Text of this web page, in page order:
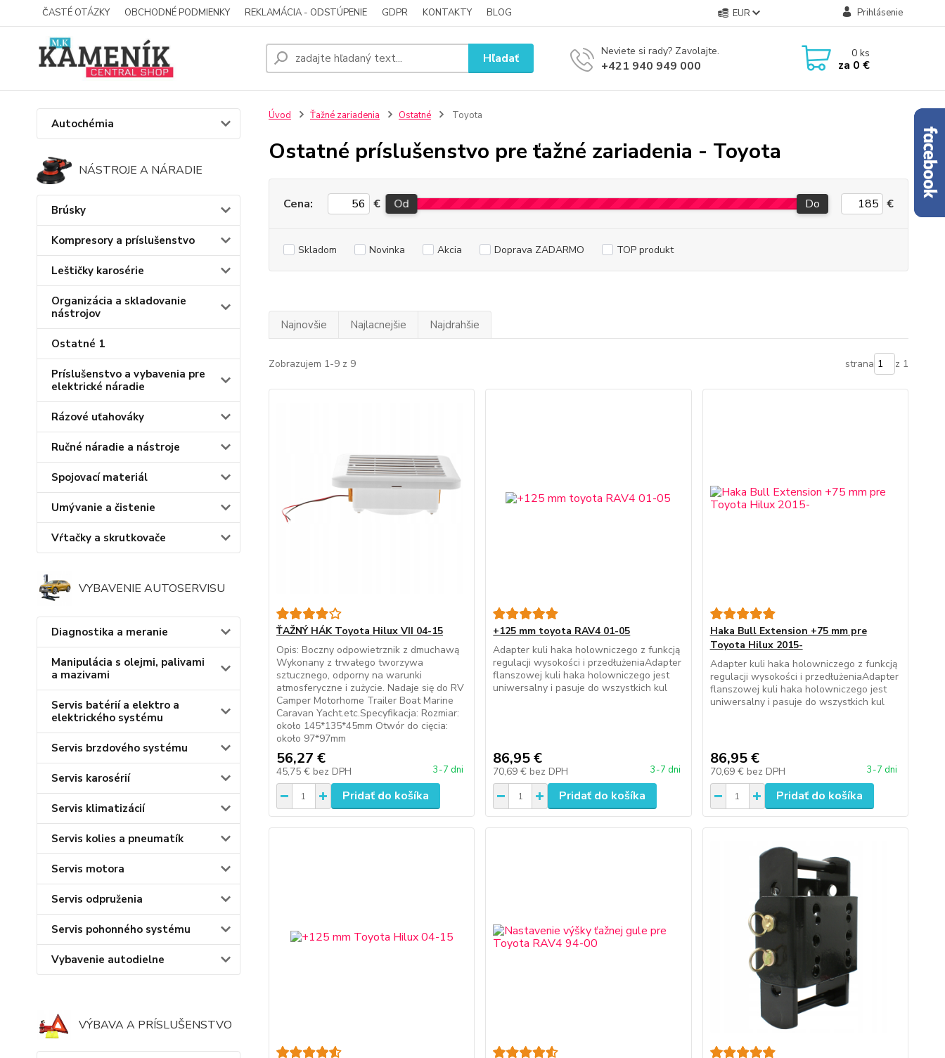
ČASTÉ OTÁZKY OBCHODNÉ PODMIENKY REKLAMÁCIA - ODSTÚPENIE GDPR KONTAKTY BLOG EUR Prihlásenie
Hľadať Neviete si rady? Zavolajte.
+421 940 949 000
0ks
za 0 €
Autochémia
NÁSTROJE A NÁRADIE
Brúsky
Kompresory a príslušenstvo
Leštičky karosérie
Organizácia a skladovanie
nástrojov
Ostatné 1
Príslušenstvo a vybavenia pre
elektrické náradie
Rázové uťahováky
Ručné náradie a nástroje
Spojovací materiál
Umývanie a čistenie
Vŕtačky a skrutkovače
VYBAVENIE AUTOSERVISU
Diagnostika a meranie
Manipulácia s olejmi, palivami
a mazivami
Servis batérií a elektro a
elektrického systému
Servis brzdového systému
Servis karosérií
Servis klimatizácií
Servis kolies a pneumatík
Servis motora
Servis odpruženia
Servis pohonného systému
Vybavenie autodielne
VÝBAVA A PRÍSLUŠENSTVO
Úvod Ťažné zariadenia Ostatné Toyota
Ostatné príslušenstvo pre ťažné zariadenia - Toyota
Cena: € Od Do €
Skladom Novinka Akcia Doprava ZADARMO TOP produkt
Najnovšie Najlacnejšie Najdrahšie
Zobrazujem 1-9 z 9 strana z 1
ŤAŽNÝ HÁK Toyota Hilux VII 04-15
Opis: Boczny odpowietrznik z dmuchawą
Wykonany z trwałego tworzywa
sztucznego, odporny na warunki
atmosferyczne i zużycie. Nadaje się do RV
Camper Motorhome Trailer Boat Marine
Caravan Yacht.etc.Specyfikacja: Rozmiar:
około 145*135*45mm Otwór do cięcia:
około 97*97mm
56,27 €
45,75 € bez DPH 3-7 dni
Pridať do košíka
+125 mm toyota RAV4 01-05
Adapter kuli haka holowniczego z funkcją
regulacji wysokości i przedłużeniaAdapter
flanszowej kuli haka holowniczego jest
uniwersalny i pasuje do wszystkich kul
86,95 €
70,69 € bez DPH 3-7 dni
Pridať do košíka
Haka Bull Extension +75 mm pre
Toyota Hilux 2015-
Adapter kuli haka holowniczego z funkcją
regulacji wysokości i przedłużeniaAdapter
flanszowej kuli haka holowniczego jest
uniwersalny i pasuje do wszystkich kul
86,95 €
70,69 € bez DPH 3-7 dni
Pridať do košíka